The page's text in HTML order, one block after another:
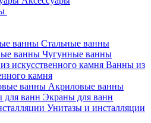
Стальные ванны
Чугунные ванны
Ванны из
камня
Акриловые ванны
Экраны для ванн
Унитазы и инсталляции